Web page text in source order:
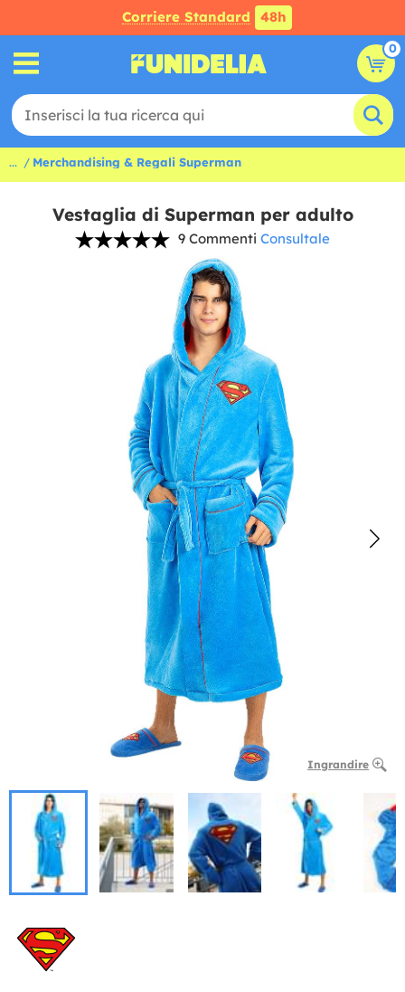
Corriere Standard 48h
0
... Merchandising & Regali Superman
Vestaglia di Superman per adulto
9 Commenti Consultale
Ingrandire